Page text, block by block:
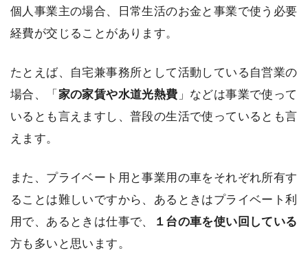
個人事業主の場合、日常生活のお金と事業で使う必要
経費が交じることがあります。
たとえば、自宅兼事務所として活動している自営業の
場合、「家の家賃や水道光熱費 」などは事業で使って
いるとも言えますし、普段の生活で使っているとも言
えます。
また、プライベート用と事業用の車をそれぞれ所有す
ることは難しいですから、あるときはプライベート利
用で、あるときは仕事で、
１台の車を使い回している
方も多いと思います。